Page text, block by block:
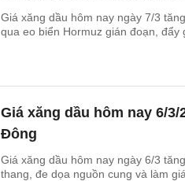
Giá xăng dầu hôm nay ngày 7/3
qua eo biển Hormuz gián đoạn, đẩy
Giá xăng dầu hôm nay 6/
Đông
Giá xăng dầu hôm nay ngày 6/3
thang, đe dọa nguồn cung và làm